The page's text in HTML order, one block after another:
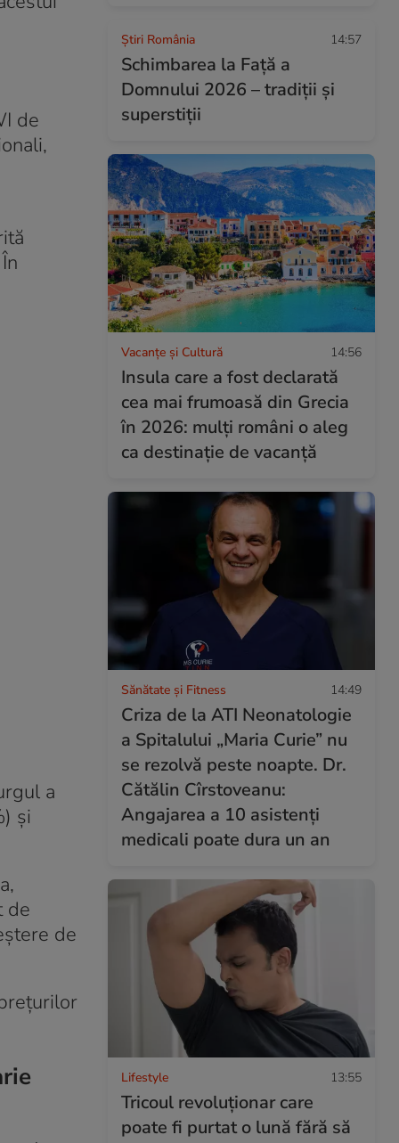
de
a
și
de
de
Știri România 14:57
Schimbarea la Față a
Domnului 2026 – tradiții și
superstiții
Vacanțe și Cultură 14:56
Insula care a fost declarată
cea mai frumoasă din Grecia
în 2026: mulți români o aleg
ca destinație de vacanță
Sănătate și Fitness 14:49
Criza de la ATI Neonatologie
a Spitalului „Maria Curie” nu
se rezolvă peste noapte. Dr.
Cătălin Cîrstoveanu:
Angajarea a 10 asistenți
medicali poate dura un an
Lifestyle 13:55
Tricoul revoluționar care
poate fi purtat o lună fără să